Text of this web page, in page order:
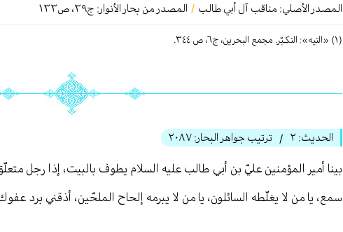
المصدر الأصلي: مناقب آل أبي طالب / المصدر من بحار الأنوار: ج٣٩، ص١٣٣
(١) «التیه»: التكـبّر. مجمع البحرين، ج٦، ص ٣٤٤.
الحديث: ٢ / ترتيب جواهر البحار: ٢٠٨٧
بينا أمير المؤمنين عليّ بن أبي طالب عليه السلام يطوف بالبيت، إذا رجل
سمع، يا من لا يغلّطه السائلون، يا من لا يبرمه إلحاح الملحّين، أذقني برد